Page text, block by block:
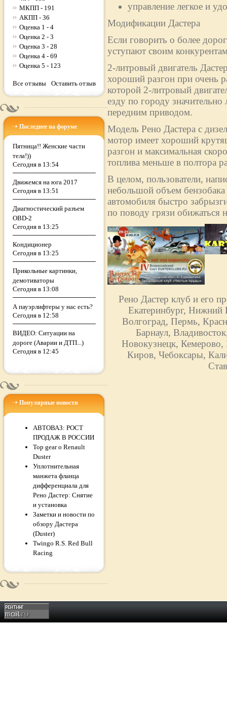
МКПП - 191
АКПП - 36
Оценка 1 - 4
Оценка 2 - 3
Оценка 3 - 28
Оценка 4 - 69
Оценка 5 - 123
Все отзывы Оставить отзыв
Последнее на форуме
Пятница!! Женские части
тела!))
Сегодня в 13:54
Движемся на юга 2017
Сегодня в 13:51
Диагностический разъем
OBD-2
Сегодня в 13:25
Кондиционер
Сегодня в 13:25
Прикольные картинки,
демотиваторы
Сегодня в 13:08
А пауэрлифтеры у нас есть?
Сегодня в 12:58
ВИДЕО: Ситуации на
дороге (Аварии и ДТП...)
Сегодня в 12:45
Популярные новости
АВТОВАЗ: РОСТ
ПРОДАЖ В РОССИИ
Top gear о Renault
Duster
Уплотнительная
манжета фланца
дифференциала для
Рено Дастер: Снятие
и установка
Заметки и новости по
обзору Дастера
(Duster)
Twingo R.S. Red Bull
Racing
управление легкое и
Модификации Дастера
Если говорить о более
уступают своим
2-литровый двигатель
хороший разгон при очень
которой 2-литровый
езду по городу
передним приводом.
Модель Рено Дастера с
мотор имеет хороший
разгон и максимальная
топлива меньше в полтора
В целом, пользователи,
небольшой объем бензобака
автомобиля быстро
по поводу грязи обижаться
Рено Дастер клуб и его
Екатеринбург, Нижний
Волгоград, Пермь,
Барнаул,
Новокузнецк,
Киров, Чебоксары,